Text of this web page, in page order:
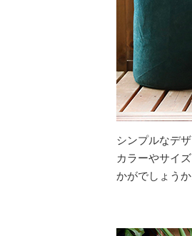
シンプルなデ
カラーやサイ
かがでしょうか